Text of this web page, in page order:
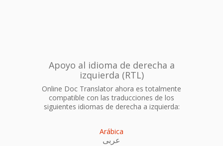
Apoyo al idioma de derecha a
izquierda (RTL)
Online Doc Translator ahora es totalmente
compatible con las traducciones de los
siguientes idiomas de derecha a izquierda:
Arábica
عربى